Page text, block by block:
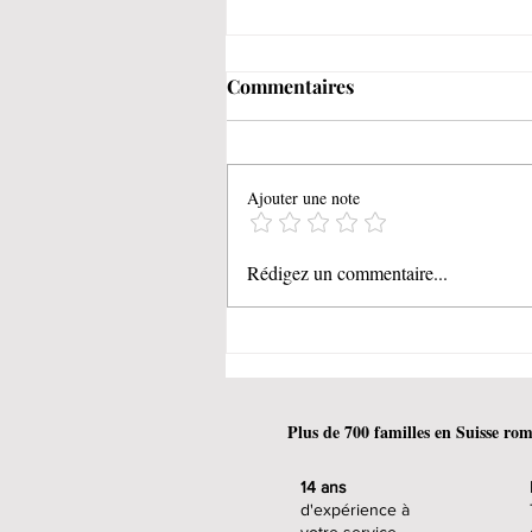
Les astuces pour rôtir et
Commentaires
Ajouter une note
Rédigez un commentaire...
Plus de 700 familles en Suisse
14 ans
d'expérience à